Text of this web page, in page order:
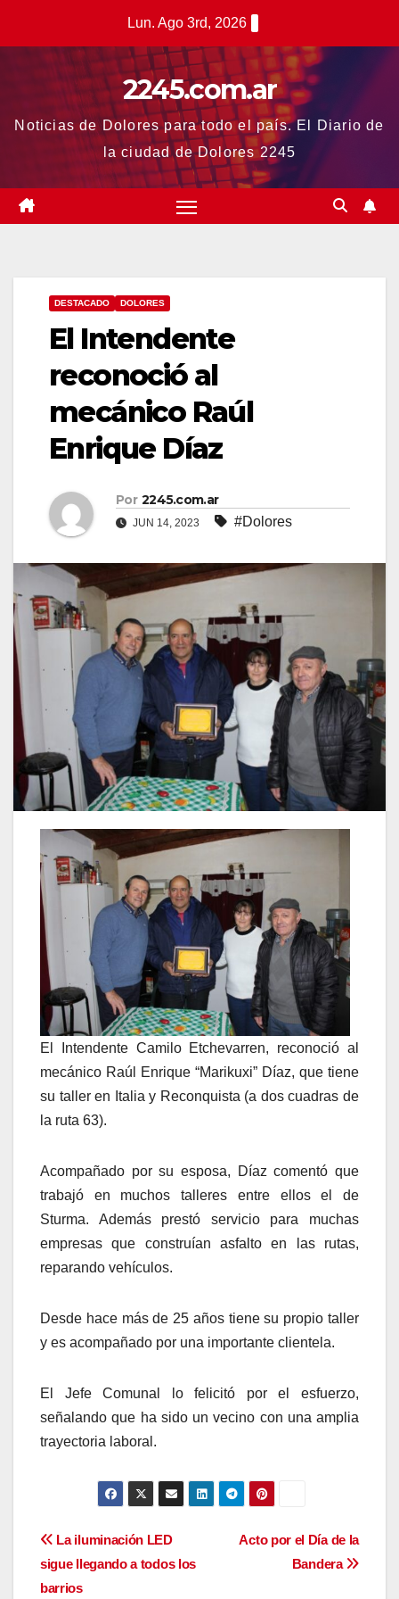
Lun. Ago 3rd, 2026
2245.com.ar
Noticias de Dolores para todo el país. El Diario de
la ciudad de Dolores 2245
DESTACADO DOLORES
El Intendente
reconoció al
mecánico Raúl
Enrique Díaz
Por 2245.com.ar
JUN 14, 2023 #Dolores
El Intendente Camilo Etchevarren, reconoció al
mecánico Raúl Enrique “Marikuxi” Díaz, que tiene
su taller en Italia y Reconquista (a dos cuadras de
la ruta 63).
Acompañado por su esposa, Díaz comentó que
trabajó en muchos talleres entre ellos el de
Sturma. Además prestó servicio para muchas
empresas que construían asfalto en las rutas,
reparando vehículos.
Desde hace más de 25 años tiene su propio taller
y es acompañado por una importante clientela.
El Jefe Comunal lo felicitó por el esfuerzo,
señalando que ha sido un vecino con una amplia
trayectoria laboral.
Navegación
de
Acto por el Día de la
Bandera
La iluminación LED
sigue llegando a todos los
barrios